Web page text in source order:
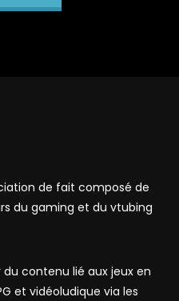
de fait composé de
du gaming et du vtubing
contenu lié aux jeux en
et vidéoludique via les